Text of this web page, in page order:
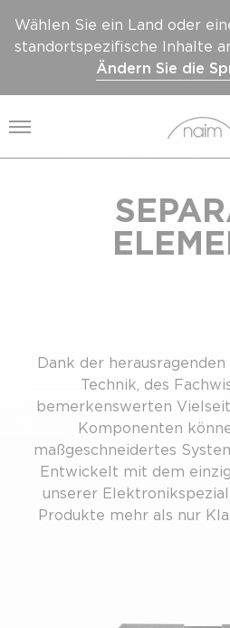
Wählen Sie ein Land oder
standortspezifische Inhalte
Ändern Sie die
Menü öffnen
Dank der
Technik, des
bemerkenswerten
Komponenten
maßgeschneidertes
Entwickelt mit dem
unserer
Produkte mehr als nur